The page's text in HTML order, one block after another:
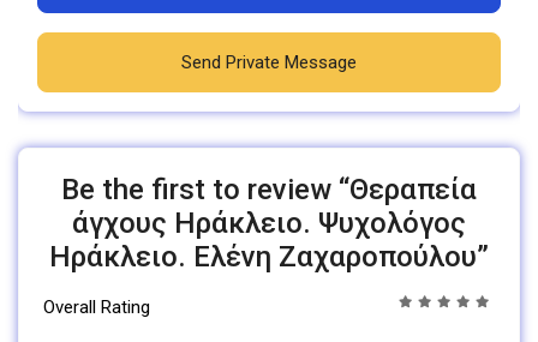
Send Private Message
Be the first to review “Θεραπεία
άγχους Ηράκλειο. Ψυχολόγος
Ηράκλειο. Ελένη Ζαχαροπούλου”
Overall Rating